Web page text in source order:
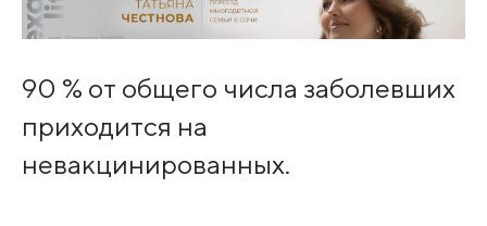
90 % от общего числа заболевших
приходится на
невакцинированных.